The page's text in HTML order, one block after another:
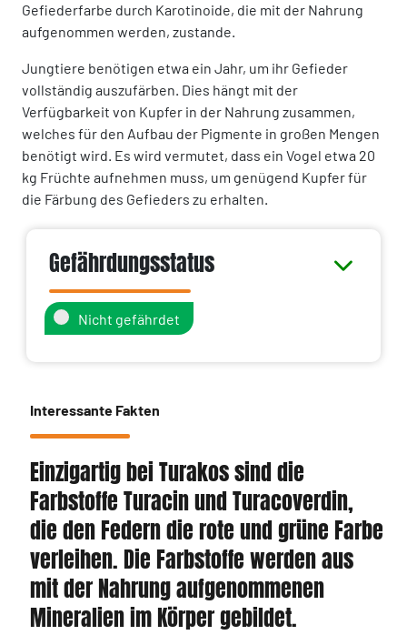
Gefiederfarbe durch Karotinoide, die mit der Nahrung
aufgenommen werden, zustande.
Jungtiere benötigen etwa ein Jahr, um ihr Gefieder
vollständig auszufärben. Dies hängt mit der
Verfügbarkeit von Kupfer in der Nahrung zusammen,
welches für den Aufbau der Pigmente in großen Mengen
benötigt wird. Es wird vermutet, dass ein Vogel etwa 20
kg Früchte aufnehmen muss, um genügend Kupfer für
die Färbung des Gefieders zu erhalten.
Gefährdungsstatus
Nicht gefährdet
Interessante Fakten
Einzigartig bei Turakos sind die
Farbstoffe Turacin und Turacoverdin,
die den Federn die rote und grüne Farbe
verleihen. Die Farbstoffe werden aus
mit der Nahrung aufgenommenen
Mineralien im Körper gebildet.